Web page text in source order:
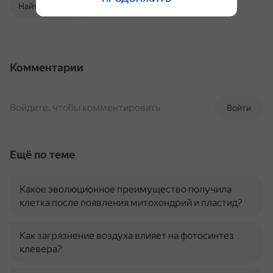
Найти в Поиске
Комментарии
Войти
Войдите, чтобы комментировать
Ещё по теме
Какое эволюционное преимущество получила
клетка после появления митохондрий и пластид?
Как загрязнение воздуха влияет на фотосинтез
клевера?